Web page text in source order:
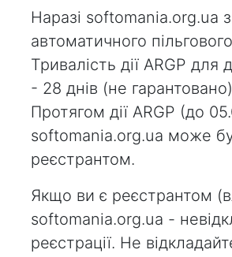
Наразі softomania.org.ua
автоматичного
Тривалість дії ARGP
- 28 днів (не
Протягом дії ARGP (до
softomania.org.ua може
реєстрантом.
Якщо ви є реєстрантом
softomania.org.ua -
реєстрації. Не